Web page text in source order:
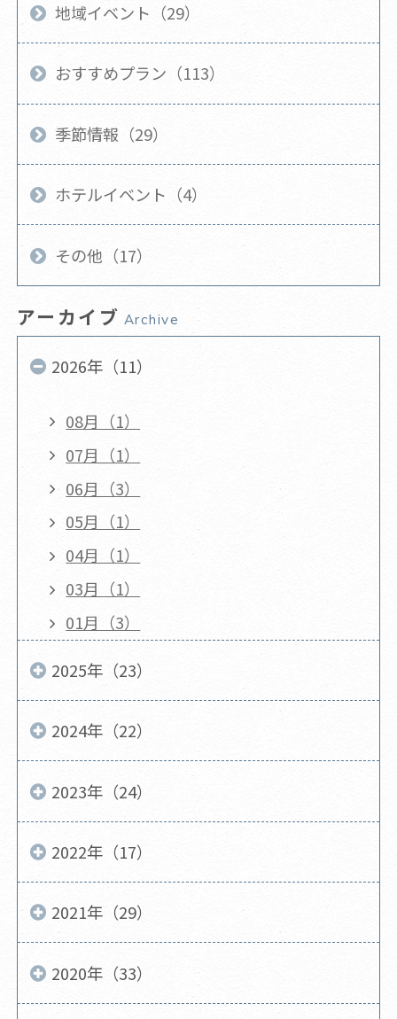
地域イベント（29）
おすすめプラン（113）
季節情報（29）
ホテルイベント（4）
その他（17）
アーカイブ Archive
2026年（11）
08月（1）
07月（1）
06月（3）
05月（1）
04月（1）
03月（1）
01月（3）
2025年（23）
2024年（22）
2023年（24）
2022年（17）
2021年（29）
2020年（33）